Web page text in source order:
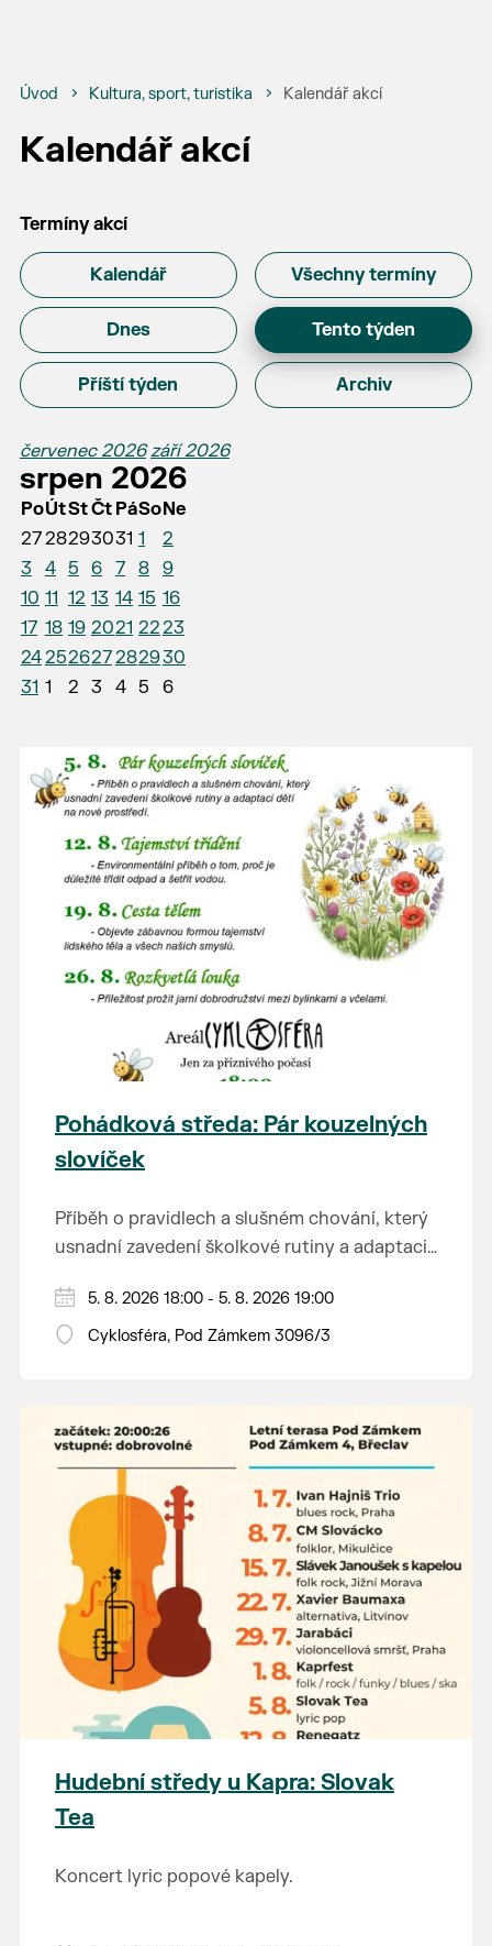
Úvod Kultura, sport, turistika Kalendář akcí
Kalendář akcí
Termíny akcí
Kalendář Všechny termíny
Dnes Tento týden
Příští týden Archiv
červenec 2026 září 2026
srpen 2026
PoÚtStČt PáSoNe
2728293031 1
2
3
4 5 6 7 8
9
10 11 12 13 14 15 16
17 18 19 2021 2223
24252627282930
31 1 2 3 4 5 6
Pohádková středa: Pár kouzelných
slovíček
Příběh o pravidlech a slušném chování, který
usnadní zavedení školkové rutiny a adaptaci
Hraje se jen za příznivého počasí.
Vstupné dobrovolné.
5. 8. 2026 18:00 - 5. 8. 2026 19:00
Cyklosféra, Pod Zámkem 3096/3
Hudební středy u Kapra: Slovak
Tea
Koncert lyric popové kapely.